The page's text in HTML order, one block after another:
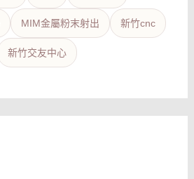
MIM金屬粉末射出 新竹cnc
新竹交友中心